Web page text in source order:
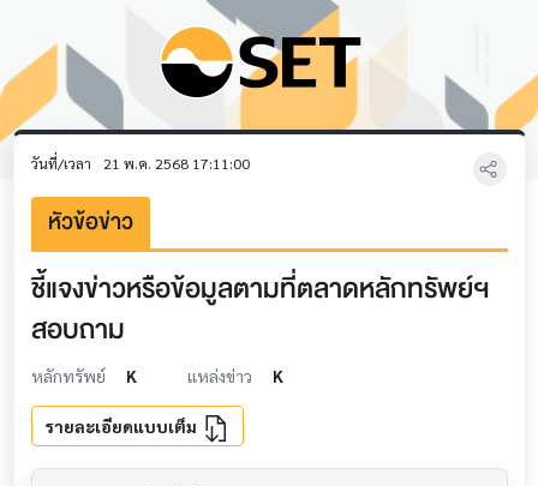
วันที่/เวลา 21 พ.ค. 2568 17:11:00
หัวข้อข่าว
ชี้แจงข่าวหรือข้อมูลตามที่ตลาดหลักทรัพย์ฯ
สอบถาม
หลักทรัพย์ K แหล่งข่าว K
รายละเอียดแบบเต็ม